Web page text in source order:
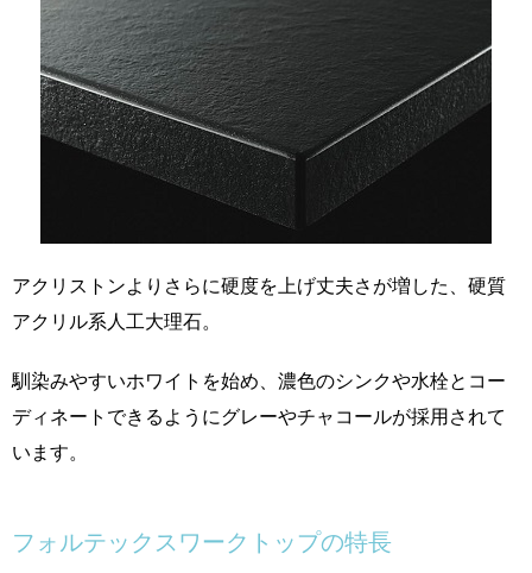
アクリストンよりさらに硬度を上げ丈夫さが増した、硬質
アクリル系人工大理石。
馴染みやすいホワイトを始め、濃色のシンクや水栓とコー
ディネートできるようにグレーやチャコールが採用されて
います。
フォルテックスワークトップの特長